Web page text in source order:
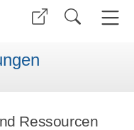
Ressourcen